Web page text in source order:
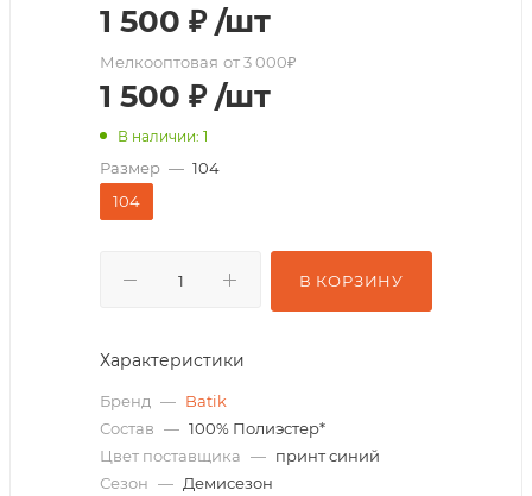
1 500 ₽ /шт
Мелкооптовая от 3 000₽
1 500 ₽ /шт
В наличии: 1
Размер — 104
104
В КОРЗИНУ
Характеристики
Бренд — Batik
Состав — 100% Полиэстер*
Цвет поставщика — принт синий
Сезон — Демисезон